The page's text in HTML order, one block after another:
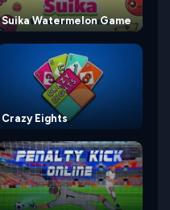
Suika Watermelon Game
Crazy Eights